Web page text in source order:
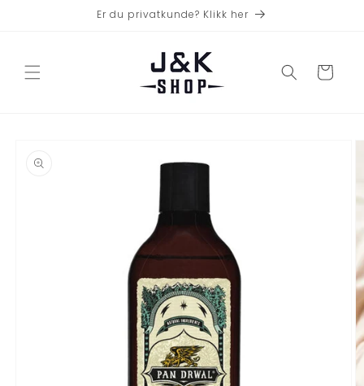
Er du privatkunde? Klikk her
Handlekurv